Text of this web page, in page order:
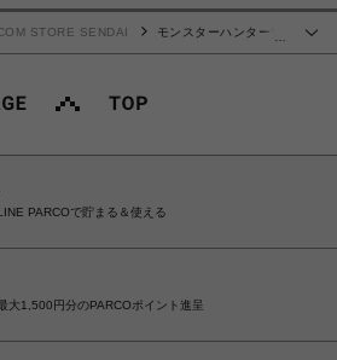
STORE SENDAI
モンスターハンターワ
PARCOで貯まる＆使える
大1,500円分のPARCOポイント進呈